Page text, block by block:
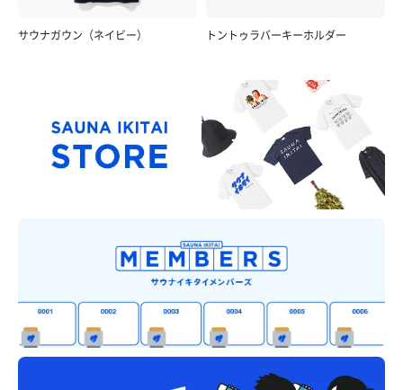
サウナガウン（ネイビー） トントゥラバーキーホルダー